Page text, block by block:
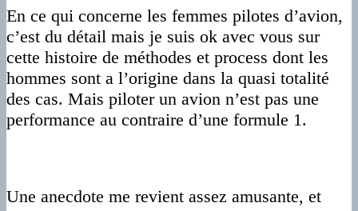
En ce qui concerne les femmes pilotes d’avion,
c’est du détail mais je suis ok avec vous sur
cette histoire de méthodes et process dont les
hommes sont a l’origine dans la quasi totalité
des cas. Mais piloter un avion n’est pas une
performance au contraire d’une formule 1.
Une anecdote me revient assez amusante, et